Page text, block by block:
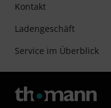
Kontakt
Ladengeschäft
Service im Überblick